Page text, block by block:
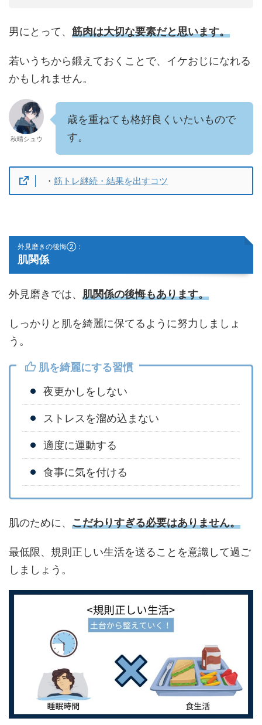
男にとって、 筋肉は大切な要素だと思います。
若いうちから鍛えておくことで、イケおじになれる
かもしれません。
秋晴シュウ
歳を重ねても格好良くいたいもので
す。
・筋トレ継続・結果を出すコツ
外見磨きの後悔②：
肌関係
外見磨きでは、 肌関係の後悔もあります。
しっかりと肌を綺麗に保てるように努力しましょ
う。
肌を綺麗にする習慣
夜更かしをしない
ストレスを溜め込まない
適度に運動する
食事に気を付ける
肌のために、 こだわりすぎる必要はありません。
最低限、規則正しい生活を送ることを意識して過ご
しましょう。